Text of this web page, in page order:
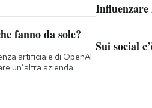
fanno da sole?
artificiale di OpenAI
un’altra azienda
Influenzare
Sui social